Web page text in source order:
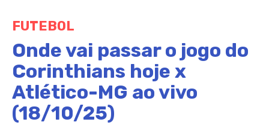
FUTEBOL
Onde vai passar o jogo do
Corinthians hoje x
Atlético-MG ao vivo
(18/10/25)